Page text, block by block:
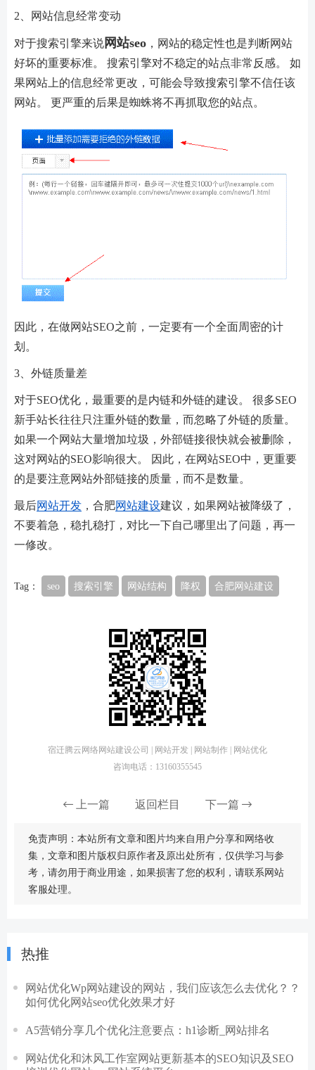
2、网站信息经常变动
对于搜索引擎来说网站seo ，网站的稳定性也是判断网站
好坏的重要标准。 搜索引擎对不稳定的站点非常反感。 如
果网站上的信息经常更改，可能会导致搜索引擎不信任该
网站。 更严重的后果是蜘蛛将不再抓取您的站点。
因此，在做网站SEO之前，一定要有一个全面周密的计
划。
3、外链质量差
对于SEO优化，最重要的是内链和外链的建设。 很多SEO
新手站长往往只注重外链的数量，而忽略了外链的质量。
如果一个网站大量增加垃圾，外部链接很快就会被删除，
这对网站的SEO影响很大。 因此，在网站SEO中，更重要
的是要注意网站外部链接的质量，而不是数量。
最后网站开发 ，合肥网站建设建议，如果网站被降级了，
不要着急，稳扎稳打，对比一下自己哪里出了问题，再一
一修改。
Tag： seo 搜索引擎 网站结构 降权 合肥网站建设
宿迁腾云网络网站建设公司 | 网站开发 | 网站制作 | 网站优化
咨询电话：13160355545
上一篇 返回栏目 下一篇
免责声明：本站所有文章和图片均来自用户分享和网络收
集，文章和图片版权归原作者及原出处所有，仅供学习与参
考，请勿用于商业用途，如果损害了您的权利，请联系网站
客服处理。
热推
网站优化Wp网站建设的网站，我们应该怎么去优化？？
如何优化网站seo优化效果才好
A5营销分享几个优化注意要点：h1诊断_网站排名
网站优化和沐风工作室网站更新基本的SEO知识及SEO